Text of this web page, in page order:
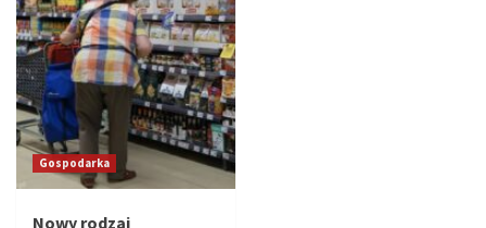
Gospodarka
Nowy rodzaj